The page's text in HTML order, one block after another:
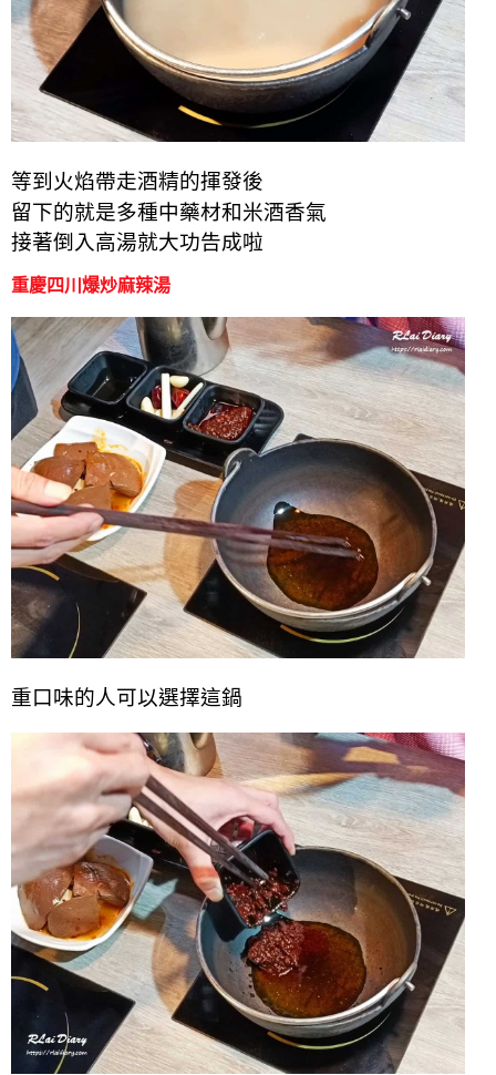
等到火焰帶走酒精的揮發後
留下的就是多種中藥材和米酒香氣
接著倒入高湯就大功告成啦
重慶四川爆炒麻辣湯
重口味的人可以選擇這鍋